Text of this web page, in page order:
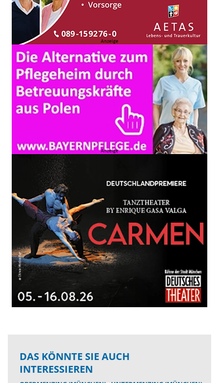
DAS KÖNNTE SIE AUCH
INTERESSIEREN